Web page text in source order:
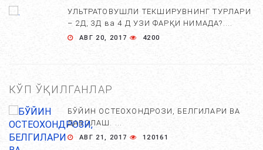
УЛЬТРАТОВУШЛИ ТЕКШИРУВНИНГ ТУРЛАРИ
– 2Д, 3Д ва 4 Д УЗИ ФАРҚИ НИМАДА?....
АВГ 20, 2017 4200
КЎП ЎҚИЛГАНЛАР
БЎЙИН ОСТЕОХОНДРОЗИ, БЕЛГИЛАРИ ВА
ДАВОЛАШ. ...
АВГ 21, 2017 120161